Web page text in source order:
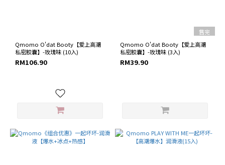
Qmomo O'dat Booty【爱上高潮
私密胶囊】-玫瑰味 (10入)
RM106.90
售完
Qmomo O'dat Booty【爱上高潮
私密胶囊】-玫瑰味 (3入)
RM39.90